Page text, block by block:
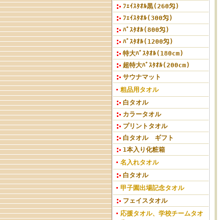
ﾌｪｲｽﾀｵﾙ黒(260匁)
ﾌｪｲｽﾀｵﾙ(300匁)
ﾊﾞｽﾀｵﾙ(800匁)
ﾊﾞｽﾀｵﾙ(1200匁)
特大ﾊﾞｽﾀｵﾙ(180cm)
超特大ﾊﾞｽﾀｵﾙ(200cm)
サウナマット
粗品用タオル
白タオル
カラータオル
プリントタオル
白タオル ギフト
1本入り化粧箱
名入れタオル
白タオル
甲子園出場記念タオル
フェイスタオル
応援タオル、学校チームタオ